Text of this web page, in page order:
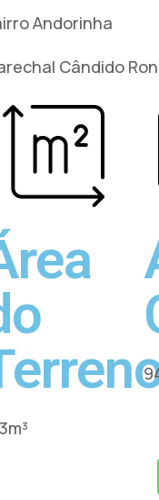
Andorinha
Cândido